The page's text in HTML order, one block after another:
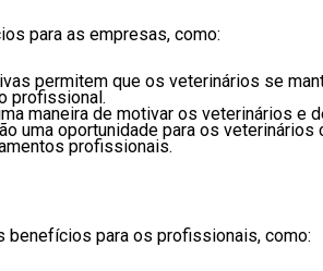
para as empresas, como:
permitem que os veterinários se
profissional.
maneira de motivar os veterinários e
uma oportunidade para os
profissionais.
para os profissionais, como: